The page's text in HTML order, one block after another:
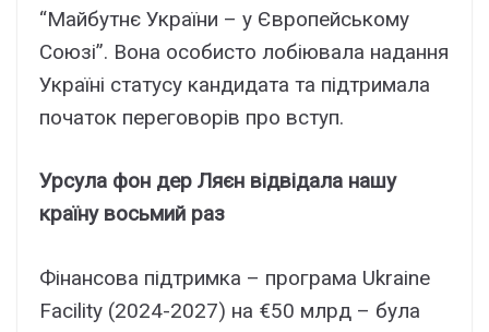
“Майбутнє України – у Європейському
Союзі”. Вона особисто лобіювала надання
Україні статусу кандидата та підтримала
початок переговорів про вступ.
Урсула фон дер Ляєн відвідала нашу
країну восьмий раз
Фінансова підтримка – програма Ukraine
Facility (2024-2027) на €50 млрд – була